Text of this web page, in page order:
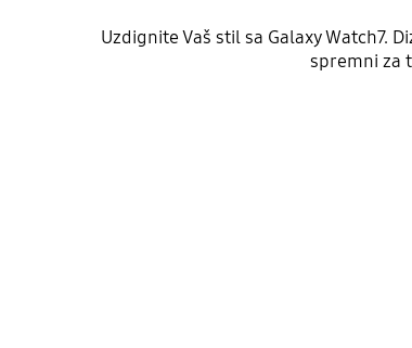
Uzdignite Vaš stil sa Galaxy Watch7.
spremni za